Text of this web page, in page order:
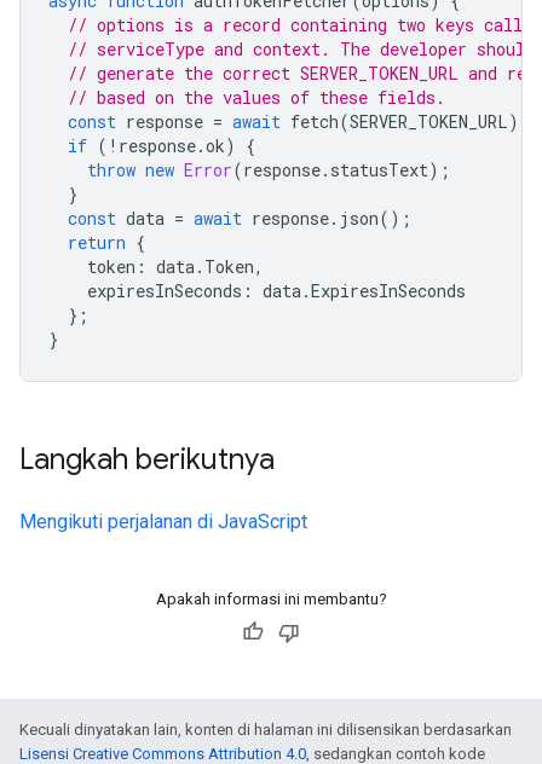
// options is a record containing two keys called
// serviceType and context. The developer should
// generate the correct SERVER_TOKEN_URL and
// based on the values of these fields.
const response = await fetch(SERVER_TOKEN_URL);
if ( ! response.ok)
{
throw new Error(response. statusText);
}
const data = await response. json();
return {
token : data. Token,
expiresInSeconds : data.ExpiresInSeconds
};
}
Langkah berikutnya
Mengikuti perjalanan di JavaScript
Apakah informasi ini membantu?
Kecuali dinyatakan lain, konten di halaman ini dilisensikan berdasarkan
Lisensi Creative Commons Attribution 4.0, sedangkan contoh kode